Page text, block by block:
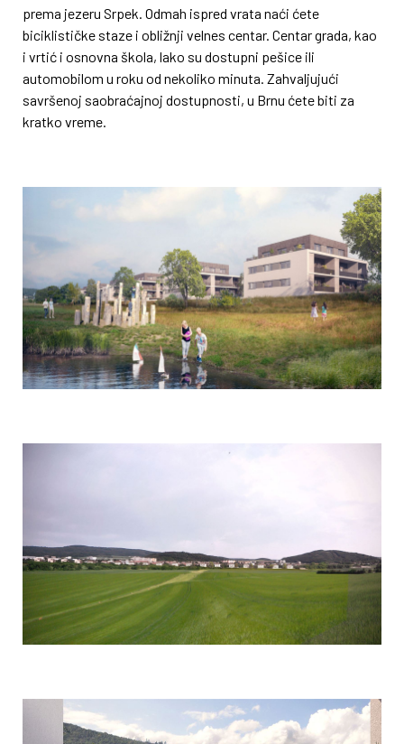
prema jezeru Srpek. Odmah ispred vrata naći ćete
biciklističke staze i obližnji velnes centar. Centar grada, kao
i vrtić i osnovna škola, lako su dostupni pešice ili
automobilom u roku od nekoliko minuta. Zahvaljujući
savršenoj saobraćajnoj dostupnosti, u Brnu ćete biti za
kratko vreme.